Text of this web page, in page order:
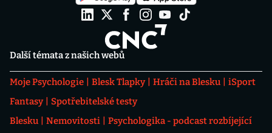
Další témata z našich webů
Moje Psychologie Blesk Tlapky Hráči na Blesku
iSport
Fantasy
Spotřebitelské testy
Blesku
Nemovitosti
Psychologika - podcast rozbíjející